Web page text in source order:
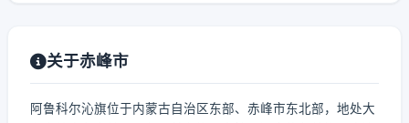
关于赤峰市
阿鲁科尔沁旗位于内蒙古自治区东部、赤峰市东北部，地处大